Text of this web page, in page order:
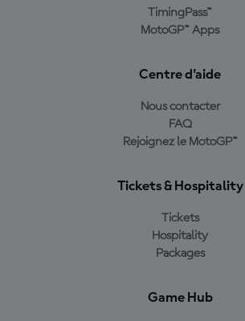
TimingPass™
MotoGP™ Apps
Centre d'aide
Nous contacter
FAQ
Rejoignez le MotoGP™
Tickets & Hospitality
Tickets
Hospitality
Packages
Game Hub